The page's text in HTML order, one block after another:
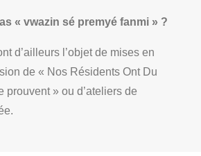
« vwazin sé premyé fanmi » ?
d’ailleurs l’objet de mises en
de « Nos Résidents Ont Du
prouvent » ou d’ateliers de